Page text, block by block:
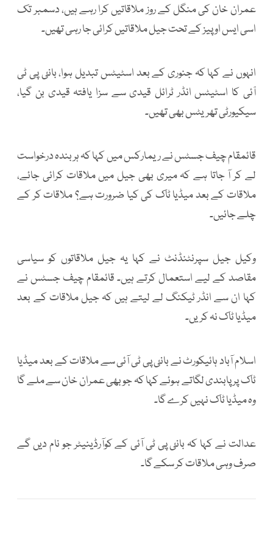
عمران خان کی منگل کے روز ملاقاتیں کرا رہے ہیں، دسمبر تک
اسی ایس او پیز کے تحت جیل ملاقاتیں کرائی جا رہی تھیں۔
انہوں نے کہا کہ جنوری کے بعد اسٹیٹس تبدیل ہوا، بانئ پی ٹی
آئی کا اسٹیٹس انڈر ٹرائل قیدی سے سزا یافتہ قیدی بن گیا،
سیکیورٹی تھریٹس بھی تھیں۔
قائمقام چیف جسٹس نے ریمارکس میں کہا کہ ہر بندہ درخواست
لے کر آ جاتا ہے کہ میری بھی جیل میں ملاقات کرائی جائے،
ملاقات کے بعد میڈیا ٹاک کی کیا ضرورت ہے؟ ملاقات کر کے
چلے جائیں۔
وکیل جیل سپرنٹنڈنٹ نے کہا یہ جیل ملاقاتوں کو سیاسی
مقاصد کے لیے استعمال کرتے ہیں۔ قائمقام چیف جسٹس نے
کہا ان سے انڈر ٹیکنگ لے لیتے ہیں کہ جیل ملاقات کے بعد
میڈیا ٹاک نہ کریں۔
اسلام آباد ہائیکورٹ نے بانئ پی ٹی آئی سے ملاقات کے بعد میڈیا
ٹاک پر پابندی لگاتے ہوئے کہا کہ جو بھی عمران خان سے ملے گا
وہ میڈیا ٹاک نہیں کرے گا۔
عدالت نے کہا کہ بانئ پی ٹی آئی کے کوآرڈینیٹر جو نام دیں گے
صرف وہی ملاقات کر سکے گا۔